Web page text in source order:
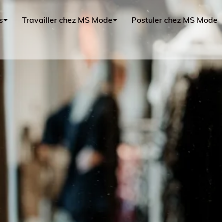
Travailler chez MS Mode Postuler chez MS Mode